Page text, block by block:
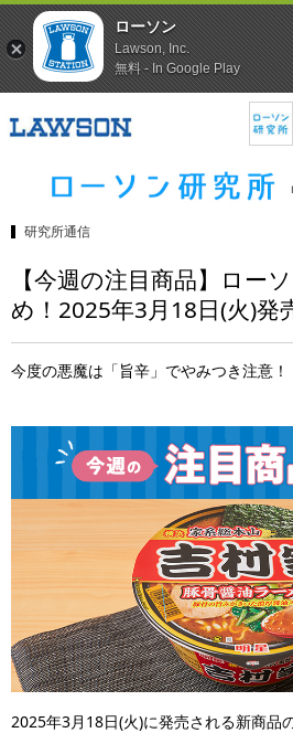
研究所通信
【今週の注目商品】ロー
め！2025年3月18日(火)発
今度の悪魔は「旨辛」でやみつき注意！
2025年3月18日(火)に発売される新商品
ローソン
Lawson, Inc.
無料 - In Google Play